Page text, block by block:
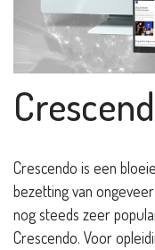
Crescendo is een
bezetting van
nog steeds zeer
Crescendo. Voor